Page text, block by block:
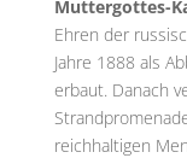
Muttergottes-
Ehren der
Jahre 1888 als
erbaut. Danach
reichhaltigen